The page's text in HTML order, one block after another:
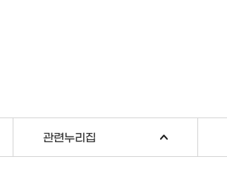
관련누리집